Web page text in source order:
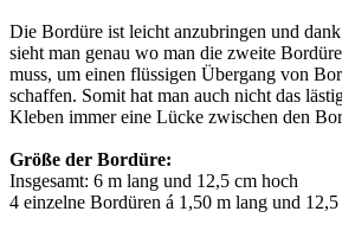
Die Bordüre ist leicht anzubringen und
sieht man genau wo man die zweite
muss, um einen flüssigen Übergang von
schaffen. Somit hat man auch nicht das
Kleben immer eine Lücke zwischen den
Größe der Bordüre:
Insgesamt: 6 m lang und 12,5 cm hoch
4 einzelne Bordüren á 1,50 m lang und